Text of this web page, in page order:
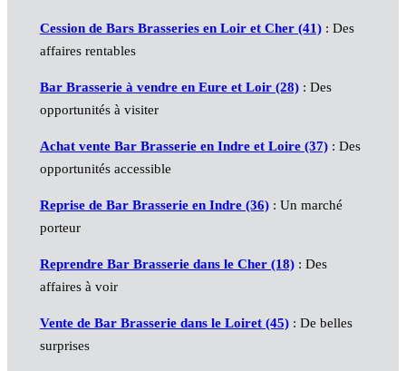
Cession de Bars Brasseries en Loir et Cher (41): Des
affaires rentables
Bar Brasserie à vendre en Eure et Loir (28): Des
opportunités à visiter
Achat vente Bar Brasserie en Indre et Loire (37): Des
opportunités accessible
Reprise de Bar Brasserie en Indre (36): Un marché
porteur
Reprendre Bar Brasserie dans le Cher (18): Des
affaires à voir
Vente de Bar Brasserie dans le Loiret (45): De belles
surprises